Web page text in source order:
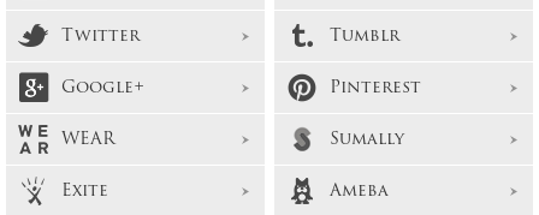
Twitter
Tumblr
Google+
Pinterest
WEAR
Sumally
Exite
Ameba